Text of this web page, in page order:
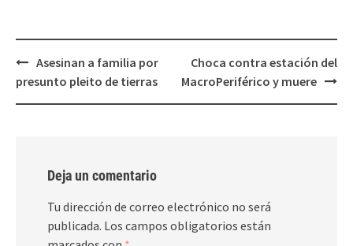
Post
navigation
Asesinan a familia por
presunto pleito de tierras
Choca contra estación del
MacroPeriférico y muere
Deja un comentario
Tu dirección de correo electrónico no será
publicada. Los campos obligatorios están